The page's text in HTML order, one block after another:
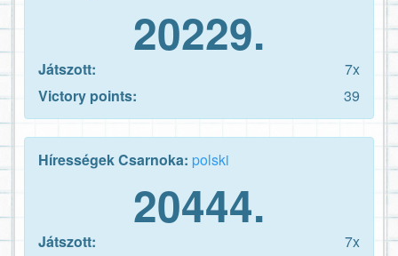
20229.
Játszott:
7x
Victory points:
39
Hírességek Csarnoka: polski
20444.
Játszott:
7x